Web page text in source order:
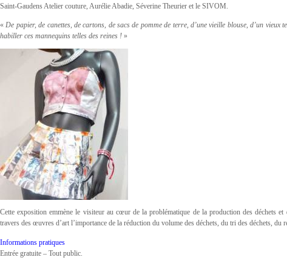
Saint-Gaudens Atelier couture, Aurélie Abadie, Séverine Theurier et le SIVOM.
«De papier, de canettes, de cartons, de sacs de pomme de terre, d’une vieille blouse, d’un
habiller ces mannequins telles des reines ! »
Cette exposition emmène le visiteur au cœur de la problématique de la production des déchets
travers des œuvres d’art l’importance de la réduction du volume des déchets, du tri des déchets, du
Informations pratiques
Entrée gratuite – Tout public.